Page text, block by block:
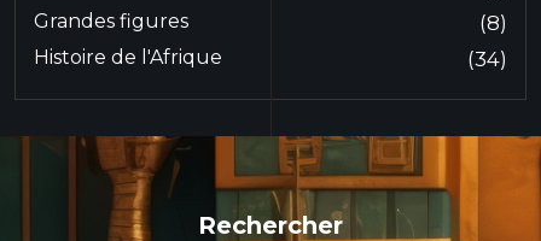
Grandes figures (8)
Histoire de l'Afrique (34)
Rechercher